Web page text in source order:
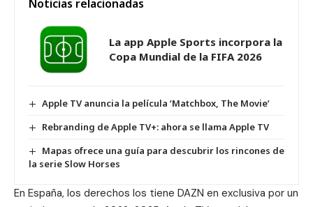
Noticias relacionadas
La app Apple Sports incorpora la
Copa Mundial de la FIFA 2026
Apple TV anuncia la película ‘Matchbox, The Movie’
Rebranding de Apple TV+: ahora se llama Apple TV
Mapas ofrece una guía para descubrir los rincones de
la serie Slow Horses
En España, los derechos los tiene DAZN en exclusiva por un